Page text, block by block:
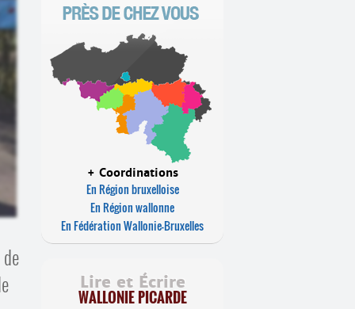
+ Coordinations
En Région bruxelloise
En Région wallonne
En Fédération Wallonie-Bruxelles
Lire et Écrire
WALLONIE PICARDE